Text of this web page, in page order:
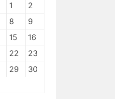
1
2
8
9
15
16
22
23
29
30